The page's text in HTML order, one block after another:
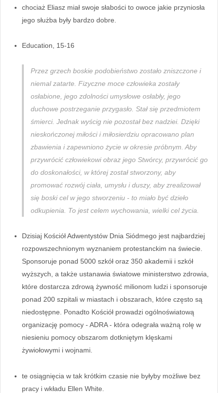
chociaż Eliasz miał swoje słabości to owoce jakie przyniosła
jego służba były bardzo dobre.
Education, 15-16
Przez grzech boskie podobieństwo zostało zniszczone i
niemal zatarte. Fizyczne moce człowieka zostały
osłabione, jego zdolności umysłowe osłabły, jego
duchowe postrzeganie przygasło. Stał się przedmiotem
śmierci. Jednak wyścig nie pozostał bez nadziei. Dzięki
nieskończonej miłości i miłosierdziu opracowano plan
zbawienia i zapewniono życie w okresie próbnym. Aby
przywrócić człowiekowi obraz jego Stwórcy, przywrócić go
do doskonałości, w której został stworzony, aby
promować rozwój ciała, umysłu i duszy, aby zrealizował
się boski cel w jego stworzeniu - to miało być dzieło
odkupienia. To jest celem wychowania, wielki cel życia.
Dzisiaj Kościół Adwentystów Dnia Siódmego jest najbardziej
rozpowszechnionym wyznaniem protestanckim na świecie.
Sponsoruje ponad 5000 szkół oraz 350 akademii i szkół
wyższych, a także ustanawia światowe ministerstwo zdrowia,
które dostarcza zdrową żywność milionom ludzi i sponsoruje
ponad 200 szpitali w miastach i obszarach, które często są
niedostępne. Ponadto Kościół prowadzi ogólnoświatową
organizację pomocy - ADRA - która odegrała ważną rolę w
niesieniu pomocy obszarom dotkniętym klęskami
żywiołowymi i wojnami.
te osiągnięcia w tak krótkim czasie nie byłyby możliwe bez
pracy i wkładu Ellen White.